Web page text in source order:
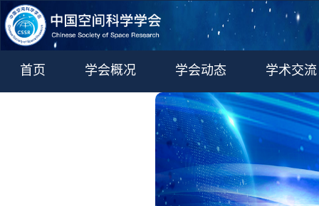
首页 学会概况 学会动态 学术交流